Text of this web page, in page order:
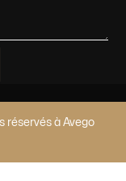
réservés à Avego